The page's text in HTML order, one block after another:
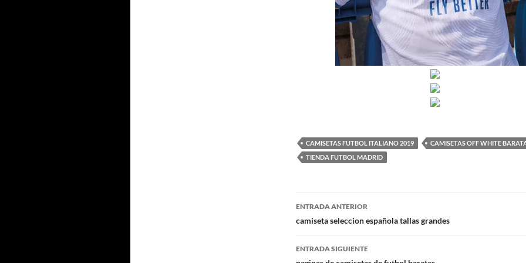
CAMISETAS FUTBOL ITALIANO 2019
CAMISETAS OFF WHITE
TIENDA FUTBOL MADRID
Navegación
de
entradas
ENTRADA ANTERIOR
camiseta seleccion española tallas grandes
ENTRADA SIGUIENTE